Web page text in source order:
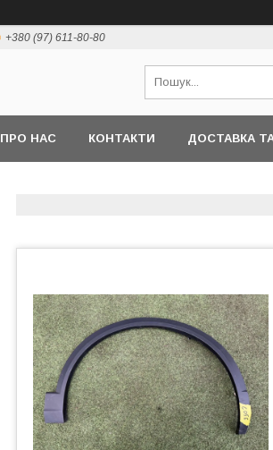
+380 (97) 611-80-80
ПРО НАС КОНТАКТИ ДОСТАВКА